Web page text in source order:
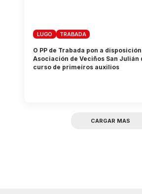
LUGO TRABADA
O PP de Trabada pon a
Asociación de Veciños San Julián
curso de primeiros auxilios
CARGAR MAS